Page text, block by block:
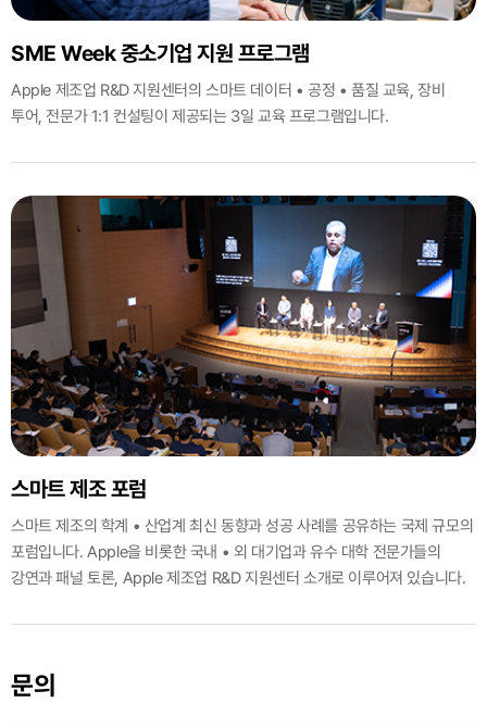
SME Week 중소기업 지원 프로그램
Apple 제조업 R&D 지원센터의 스마트 데이터 • 공정 • 품질 교육, 장비
투어, 전문가 1:1 컨설팅이 제공되는 3일 교육 프로그램입니다.
스마트 제조 포럼
스마트 제조의 학계 • 산업계 최신 동향과 성공 사례를 공유하는 국제 규모의
포럼입니다.Apple을 비롯한 국내 • 외 대기업과 유수 대학 전문가들의
강연과 패널 토론, Apple 제조업 R&D 지원센터 소개로 이루어져 있습니다.
문의